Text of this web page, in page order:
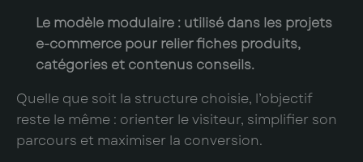
Le modèle modulaire : utilisé dans les projets
e-commerce pour relier fiches produits,
catégories et contenus conseils.
Quelle que soit la structure choisie, l’objectif
reste le même : orienter le visiteur, simplifier son
parcours et maximiser la conversion.